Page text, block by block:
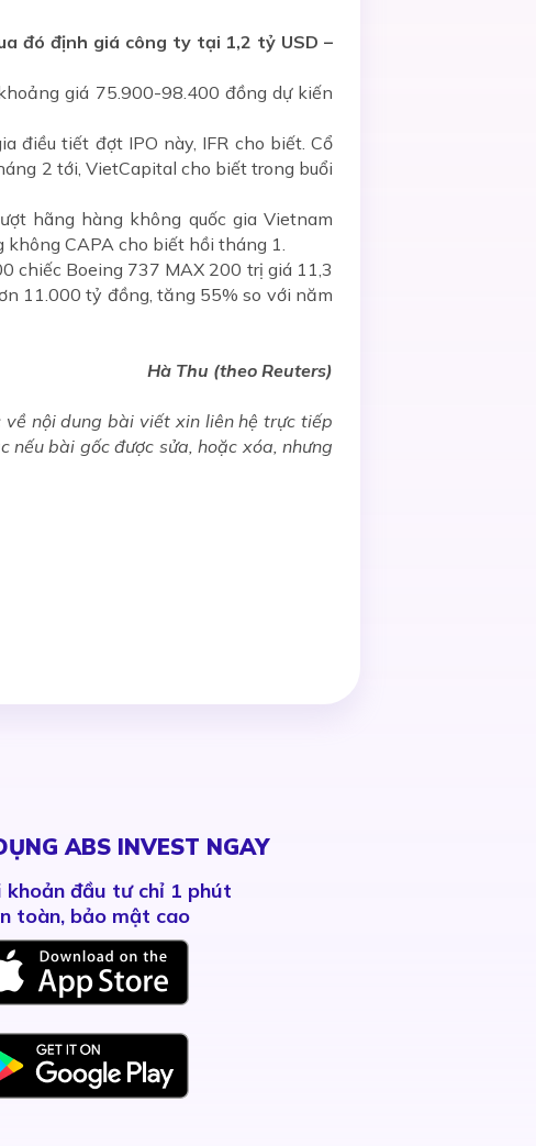
đó định giá công ty tại 1,2 tỷ USD –
giá 75.900-98.400 đồng dự kiến
điều tiết đợt IPO này, IFR cho biết. Cổ
2 tới, VietCapital cho biết trong buổi
hãng hàng không quốc gia Vietnam
CAPA cho biết hồi tháng 1.
chiếc Boeing 737 MAX 200 trị giá 11,3
11.000 tỷ đồng, tăng 55% so với năm
Hà Thu (theo Reuters)
nội dung bài viết xin liên hệ trực tiếp
bài gốc được sửa, hoặc xóa, nhưng
ABS INVEST NGAY
khoản đầu tư chỉ 1 phút
toàn, bảo mật cao